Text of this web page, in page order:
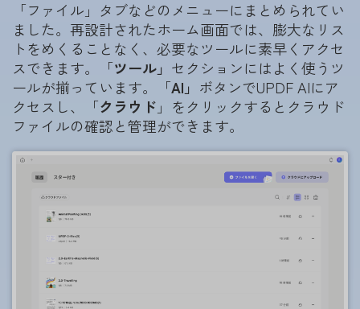
「ファイル」タブなどのメニューにまとめられてい
ました。再設計されたホーム画面では、膨大なリス
トをめくることなく、必要なツールに素早くアクセ
スできます。「ツール」 セクションにはよく使うツ
ールが揃っています。「AI」 ボタンでUPDF AIにア
クセスし、「クラウド 」をクリックするとクラウド
ファイルの確認と管理ができます。